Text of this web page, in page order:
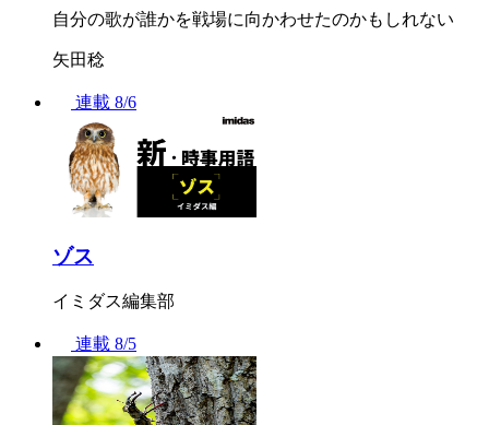
自分の歌が誰かを戦場に向かわせたのかもしれない
矢田稔
連載 8/6
ゾス
イミダス編集部
連載 8/5